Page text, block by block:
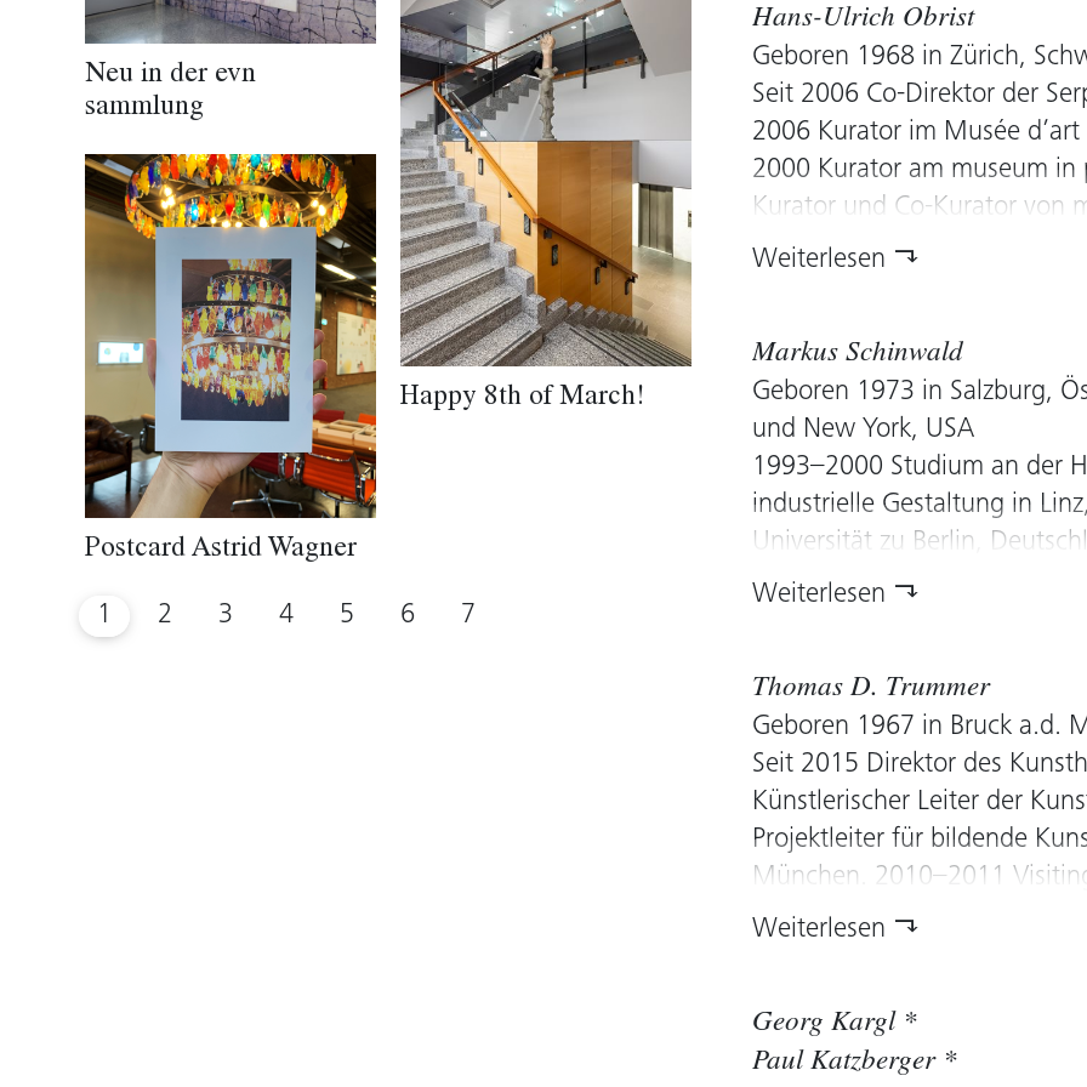
Neu in der evn
sammlung
Happy 8th of March!
Postcard Astrid Wagner
1 2 3 4 5 6 7
Vermittlungsprogramme für
Kunstgeschichte; Autorin
zeitgenössische Kunst.
Seit 2002 Tätigkeit für die
Kunstrat
Hans-Ulrich Obrist
Geboren 1968 in Zürich,
Seit 2006 Co-Direktor der
2006 Kurator im Musée
2000 Kurator am museum in
Kurator und Co-Kurator von
Gruppenausstellungen und
Magazin und 032c
evn sammlung.
Weiterlesen
Markus Schinwald
Geboren 1973 in Salzburg,
und New York, USA
1993–2000 Studium an der
industrielle Gestaltung in
Universität zu Berlin,
Medien Malerei, Skulptur,
Österreichischen Galerie
(Wien), dem Musée d’art
Seit 2013 Mitglied im
Weiterlesen
Thomas D. Trummer
Geboren 1967 in Bruck a.d.
Seit 2015 Direktor des
Künstlerischer Leiter der
Projektleiter für bildende
München. 2010–2011
of Technology, Cambridge,
am Belvedere Wien und als
tätig. Seit 2013 Mitglied im
Weiterlesen
Georg Kargl *
Paul Katzberger *